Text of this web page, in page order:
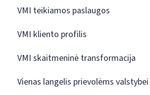
VMI teikiamos paslaugos
VMI kliento profilis
VMI skaitmeninė transformacija
Vienas langelis prievolėms